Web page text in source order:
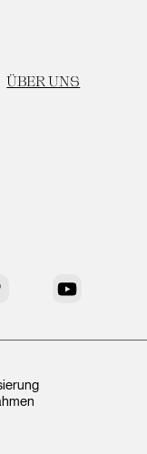
ÜBER UNS
YouTube